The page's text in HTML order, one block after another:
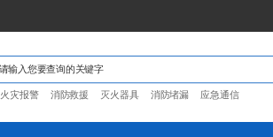
火灾报警 消防救援 灭火器具 消防堵漏 应急通信